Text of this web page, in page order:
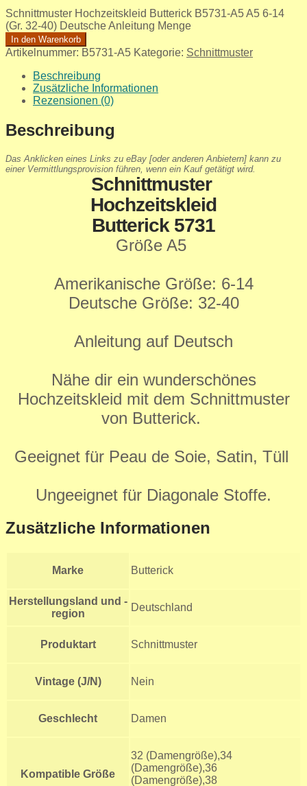
Schnittmuster Hochzeitskleid Butterick B5731-A5 A5 6-14
(Gr. 32-40) Deutsche Anleitung Menge
In den Warenkorb
Artikelnummer: B5731-A5 Kategorie: Schnittmuster
Beschreibung
Zusätzliche Informationen
Rezensionen (0)
Beschreibung
Das Anklicken eines Links zu eBay [oder anderen Anbietern] kann zu
einer Vermittlungsprovision führen, wenn ein Kauf getätigt wird.
Schnittmuster
Hochzeitskleid
Butterick 5731
Größe A5
Amerikanische Größe: 6-14
Deutsche Größe: 32-40
Anleitung auf Deutsch
Nähe dir ein wunderschönes
Hochzeitskleid mit dem Schnittmuster
von Butterick.
Geeignet für Peau de Soie, Satin, Tüll
Ungeeignet für Diagonale Stoffe.
Zusätzliche Informationen
Marke Butterick
Herstellungsland und -
region
Deutschland
Produktart Schnittmuster
Vintage (J/N) Nein
Geschlecht Damen
Kompatible Größe
32 (Damengröße),34
(Damengröße),36
(Damengröße),38